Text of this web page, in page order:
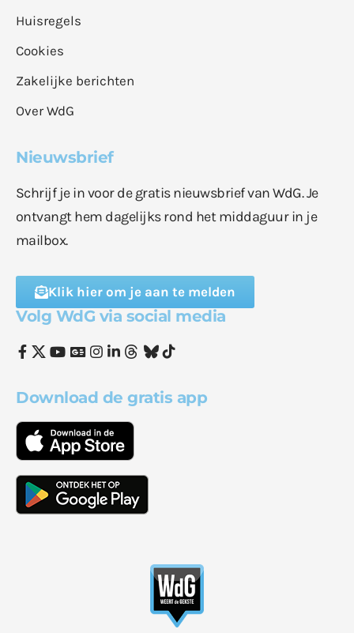
Huisregels
Cookies
Zakelijke berichten
Over WdG
Nieuwsbrief
Schrijf je in voor de gratis nieuwsbrief van WdG. Je
ontvangt hem dagelijks rond het middaguur in je
mailbox.
Klik hier om je aan te melden
Volg WdG via social media
Download de gratis app